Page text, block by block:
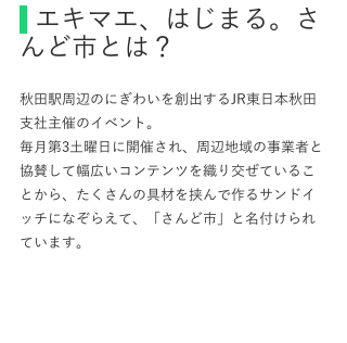
エキマエ、はじまる。さ
んど市とは？
秋田駅周辺のにぎわいを創出するJR東日本秋田
支社主催のイベント。
毎月第3土曜日に開催され、周辺地域の事業者と
協賛して幅広いコンテンツを織り交ぜているこ
とから、たくさんの具材を挟んで作るサンドイ
ッチになぞらえて、「さんど市」と名付けられ
ています。